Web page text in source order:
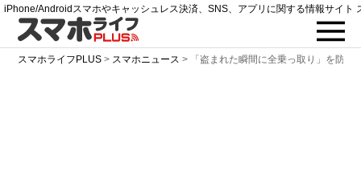
iPhone/Androidスマホやキャッシュレス決済、SNS、アプリに関する情報サイト
スマホライフPLUS > スマホニュース > 「盗まれた瞬間に全乗っ取り」を防